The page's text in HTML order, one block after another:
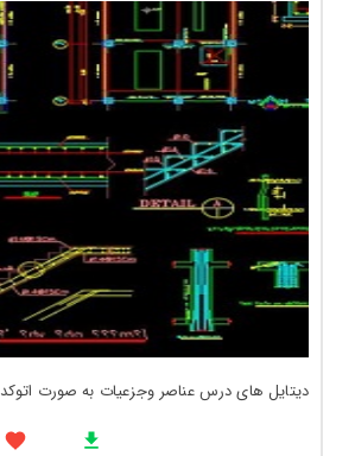
دیتایل های درس عناصر وجزعیات به صورت اتوکد dwg (کد1698)